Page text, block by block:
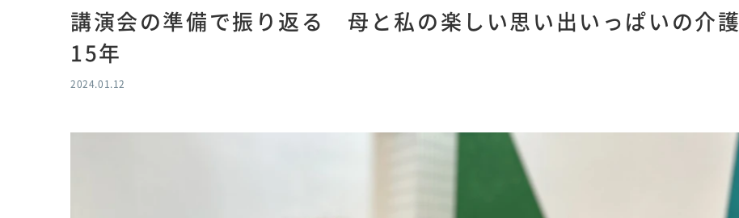
講演会の準備で振り返る 母と私の楽しい思い出いっぱいの介護
15年
2024.01.12